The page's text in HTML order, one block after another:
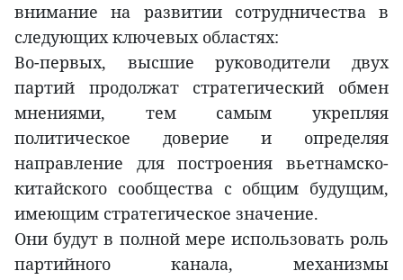
внимание на развитии сотрудничества в
следующих ключевых областях:
Во-первых, высшие руководители двух
партий продолжат стратегический обмен
мнениями, тем самым укрепляя
политическое доверие и определяя
направление для построения вьетнамско-
китайского сообщества с общим будущим,
имеющим стратегическое значение.
Они будут в полной мере использовать роль
партийного канала, механизмы